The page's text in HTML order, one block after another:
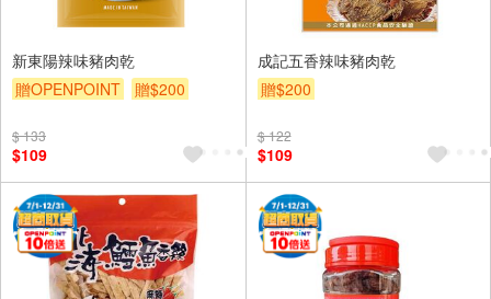
新東陽辣味豬肉乾
贈OPENPOINT
贈$200
$ 133
$109
成記五香辣味豬肉乾
贈$200
$ 122
$109